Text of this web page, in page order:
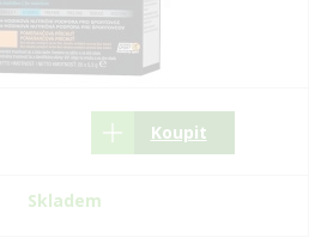
Koupit
Skladem